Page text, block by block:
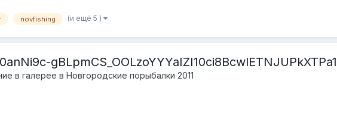
novfishing (и ещё 5 )
в галерее в Новгородские порыбалки 2011